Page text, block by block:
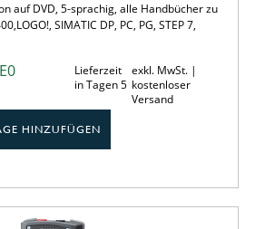
auf DVD, 5-sprachig, alle Handbücher zu
SIMATIC DP, PC, PG, STEP 7,
Lieferzeit
in Tagen 5
exkl. MwSt. |
kostenloser
Versand
HINZUFÜGEN